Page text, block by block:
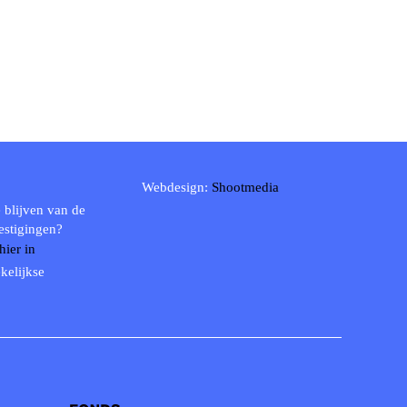
blijven van de
in
Webdesign: Shootmedia